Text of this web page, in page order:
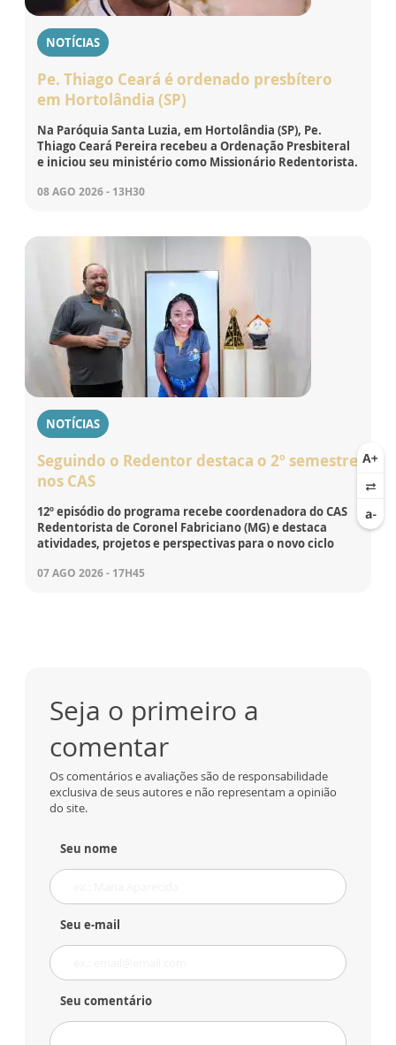
NOTÍCIAS
Pe. Thiago Ceará é ordenado presbítero
em Hortolândia (SP)
Na Paróquia Santa Luzia, em Hortolândia (SP), Pe.
Thiago Ceará Pereira recebeu a Ordenação Presbiteral
e iniciou seu ministério como Missionário Redentorista.
08 AGO 2026 - 13H30
NOTÍCIAS
Seguindo o Redentor destaca o 2º semestre
nos CAS
12º episódio do programa recebe coordenadora do CAS
Redentorista de Coronel Fabriciano (MG) e destaca
atividades, projetos e perspectivas para o novo ciclo
07 AGO 2026 - 17H45
Seja o primeiro a
comentar
Os comentários e avaliações são de responsabilidade
exclusiva de seus autores e não representam a opinião
do site.
Seu nome
Seu e-mail
Seu comentário